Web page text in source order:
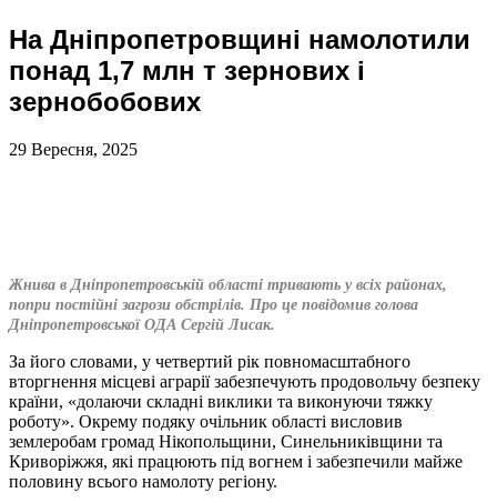
На Дніпропетровщині намолотили
понад 1,7 млн т зернових і
зернобобових
29 Вересня, 2025
Жнива в Дніпропетровській області тривають у всіх районах,
попри постійні загрози обстрілів. Про це повідомив голова
Дніпропетровської ОДА Сергій Лисак.
За його словами, у четвертий рік повномасштабного
вторгнення місцеві аграрії забезпечують продовольчу безпеку
країни, «долаючи складні виклики та виконуючи тяжку
роботу». Окрему подяку очільник області висловив
землеробам громад Нікопольщини, Синельниківщини та
Криворіжжя, які працюють під вогнем і забезпечили майже
половину всього намолоту регіону.